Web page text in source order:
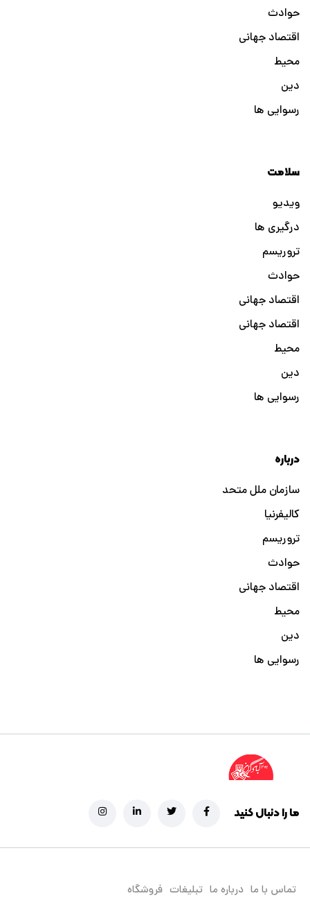
حوادث
اقتصاد جهانی
محیط
دین
رسوایی ها
سلامت
ویدیو
درگیری ها
تروریسم
حوادث
اقتصاد جهانی
اقتصاد جهانی
محیط
دین
رسوایی ها
درباره
سازمان ملل متحد
کالیفرنیا
تروریسم
حوادث
اقتصاد جهانی
محیط
دین
رسوایی ها
ما را دنبال کنید
تماس با ما درباره ما تبلیغات فروشگاه